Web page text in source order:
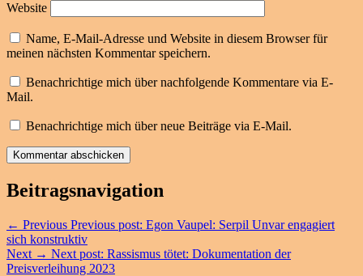
Website
Name, E-Mail-Adresse und Website in diesem Browser für
meinen nächsten Kommentar speichern.
Benachrichtige mich über nachfolgende Kommentare via E-
Mail.
Benachrichtige mich über neue Beiträge via E-Mail.
Beitragsnavigation
← Previous Previous post: Egon Vaupel: Serpil Unvar engagiert
sich konstruktiv
Next → Next post: Rassismus tötet: Dokumentation der
Preisverleihung 2023